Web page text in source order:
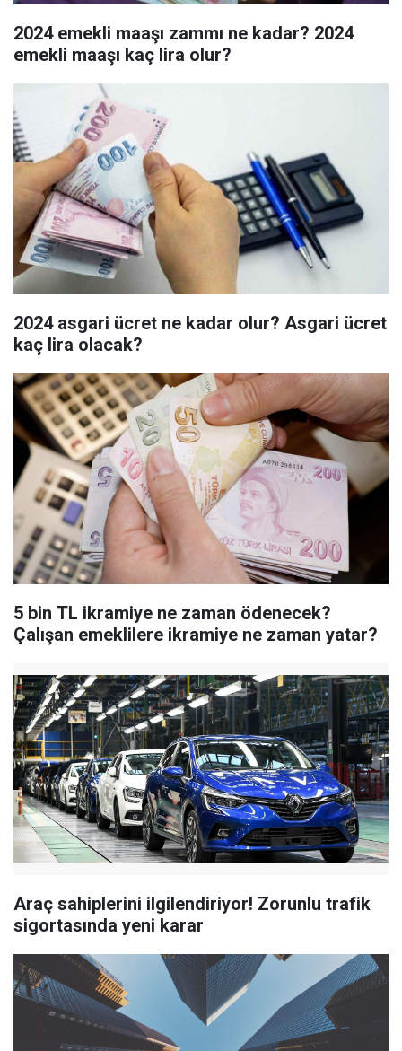
2024 emekli maaşı zammı ne kadar? 2024
emekli maaşı kaç lira olur?
2024 asgari ücret ne kadar olur? Asgari ücret
kaç lira olacak?
5 bin TL ikramiye ne zaman ödenecek?
Çalışan emeklilere ikramiye ne zaman yatar?
Araç sahiplerini ilgilendiriyor! Zorunlu trafik
sigortasında yeni karar